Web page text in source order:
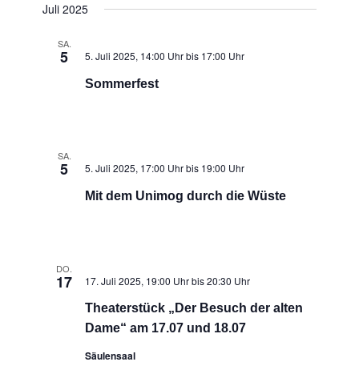
Juli 2025
SA.
5 5. Juli 2025, 14:00 Uhrbis 17:00 Uhr
Sommerfest
SA.
5 5. Juli 2025, 17:00 Uhrbis 19:00 Uhr
Mit dem Unimog durch die Wüste
DO.
17 17. Juli 2025, 19:00 Uhrbis20:30 Uhr
Theaterstück „Der Besuch der alten
Dame“ am 17.07 und 18.07
Säulensaal